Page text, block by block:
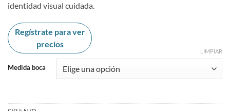
identidad visual cuidada.
Regístrate para ver
precios
Medida boca
LIMPIAR